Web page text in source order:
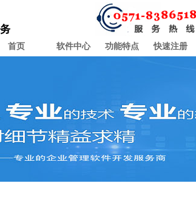
首页 软件中心 功能特点 快速注册